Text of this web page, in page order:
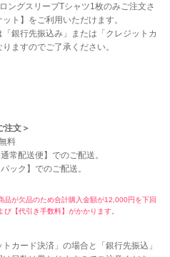
ングスリーブTシャツ1枚のみご注文さ
ト】をご利用いただけます。
銀行先振込み」または「クレジットカ
ますのでご了承ください。
注文＞
料
常配送便】でのご配送。
ック】でのご配送。
品が欠品のため合計購入金額が12,000円を下回
び【代引き手数料】がかかります。
トカード決済」の場合と「銀行先振込」